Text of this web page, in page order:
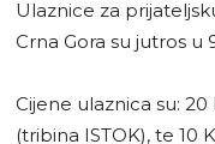
Ulaznice za
Crna Gora su jutros
Cijene ulaznica su: 20
(tribina ISTOK), te 10